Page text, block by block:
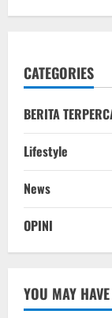
CATEGORIES
BERITA
Lifestyle
News
OPINI
YOU MAY